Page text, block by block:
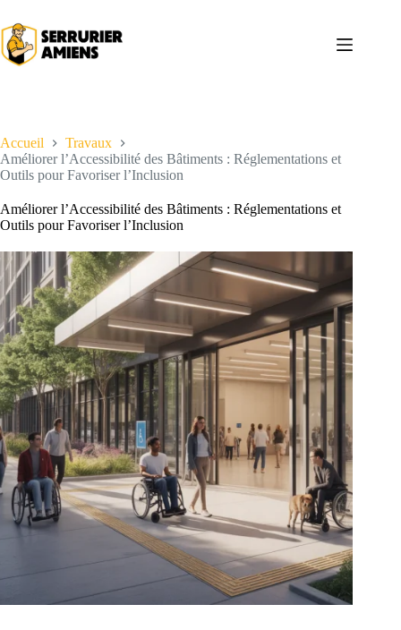
au
contenu
Accueil
Travaux
Améliorer l’Accessibilité des Bâtiments : Réglementations et
Outils pour Favoriser l’Inclusion
Améliorer l’Accessibilité des Bâtiments : Réglementations et
Outils pour Favoriser l’Inclusion